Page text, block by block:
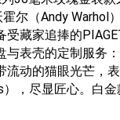
霍尔（Andy Warhol
藏家追捧的
与表壳的定制服务
流动的猫眼光芒，
），尽显匠心。白